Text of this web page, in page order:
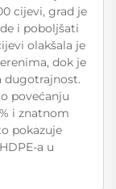
cijevi, grad je
i poboljšati
olakšala je
dok je
dugotrajnost.
povećanju
i znatnom
pokazuje
a u